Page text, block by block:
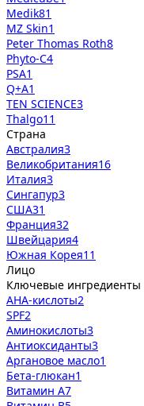
Medik81
MZ Skin1
Peter Thomas Roth8
Phyto-C4
PSA1
Q+A1
TEN SCIENCE3
Thalgo11
Страна
Австралия3
Великобритания16
Италия3
Сингапур3
США31
Франция32
Швейцария4
Южная Корея11
Лицо
Ключевые ингредиенты
AHA-кислоты2
SPF2
Аминокислоты3
Антиоксиданты3
Аргановое масло1
Бета-глюкан1
Витамин А7